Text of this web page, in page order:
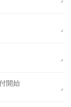
開始